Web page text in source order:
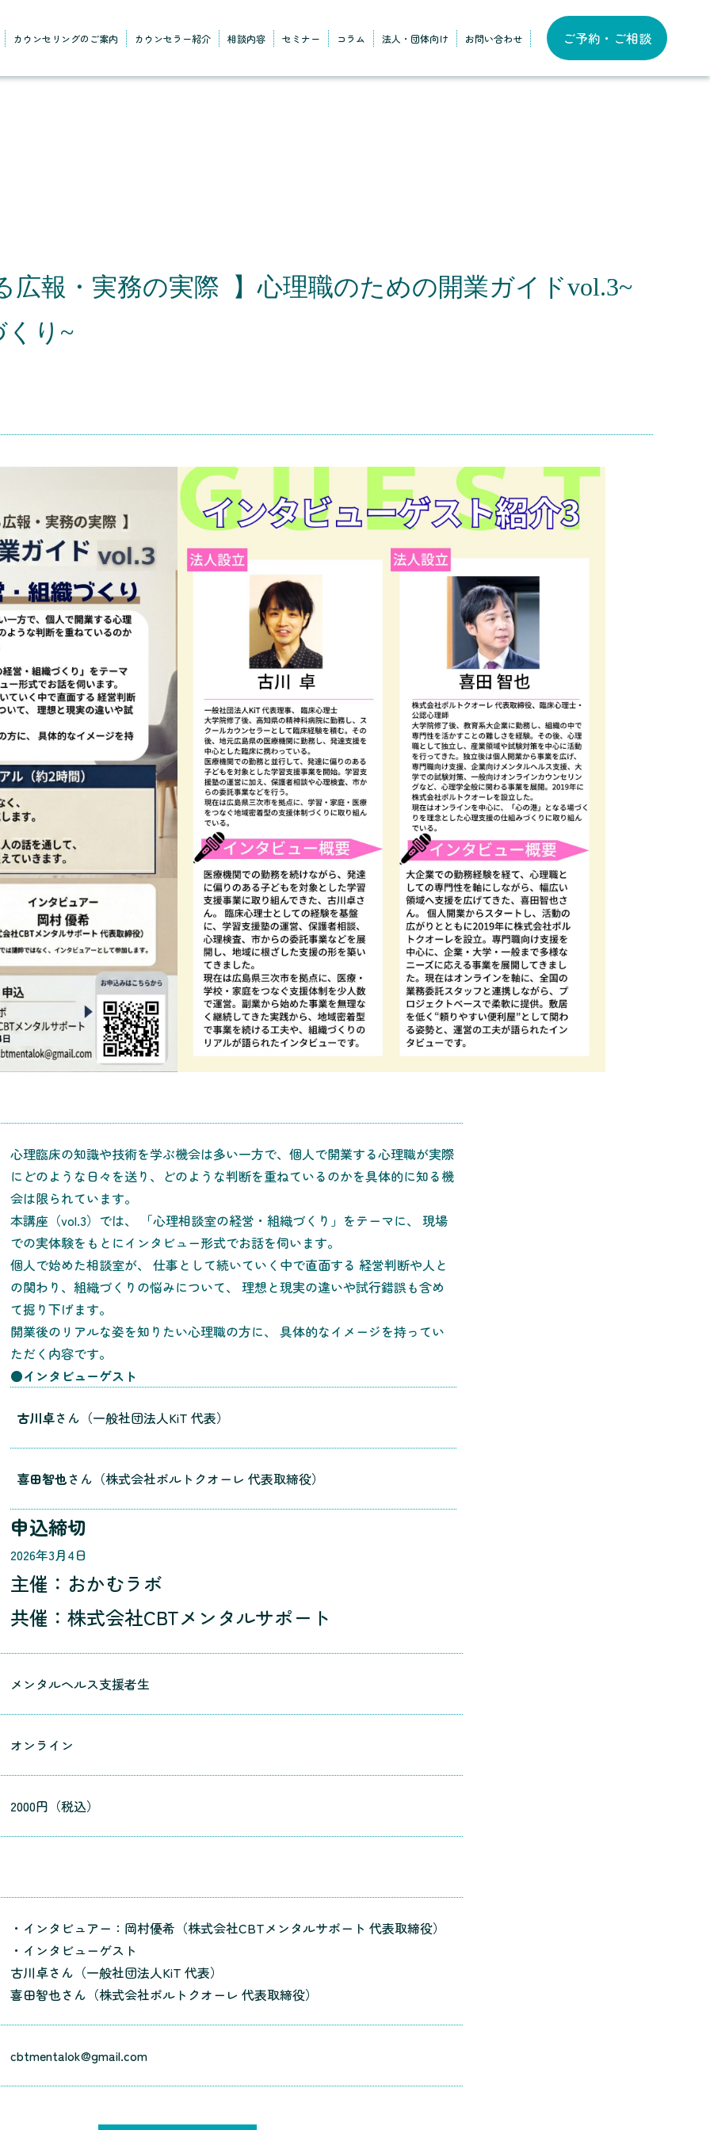
カウンセリングのご案内 カウンセラー紹介 相談内容 セミナー コラム 法人・団体向け お問い合わせ ご予約・ご相談
広報・実務の実際 】心理職のための開業ガイドvol.3~
くり~
心理臨床の知識や技術を学ぶ機会は多い一方で、個人で開業する心理職が実際
にどのような日々を送り、どのような判断を重ねているのかを具体的に知る機
会は限られています。
本講座（vol.3）では、 「心理相談室の経営・組織づくり」をテーマに、 現場
での実体験をもとにインタビュー形式でお話を伺います。
個人で始めた相談室が、 仕事として続いていく中で直面する 経営判断や人と
の関わり、組織づくりの悩みについて、 理想と現実の違いや試行錯誤も含め
て掘り下げます。
開業後のリアルな姿を知りたい心理職の方に、 具体的なイメージを持ってい
ただく内容です。
●インタビューゲスト
古川卓さん（一般社団法人KiT 代表）
喜田智也さん（株式会社ポルトクオーレ 代表取締役）
申込締切
2026年3月4日
主催：おかむラボ
共催：株式会社CBTメンタルサポート
メンタルヘルス支援者生
オンライン
2000円（税込）
・インタビュアー：岡村優希（株式会社CBTメンタルサポート 代表取締役）
・インタビューゲスト
古川卓さん（一般社団法人KiT 代表）
喜田智也さん（株式会社ポルトクオーレ 代表取締役）
cbtmentalok@gmail.com